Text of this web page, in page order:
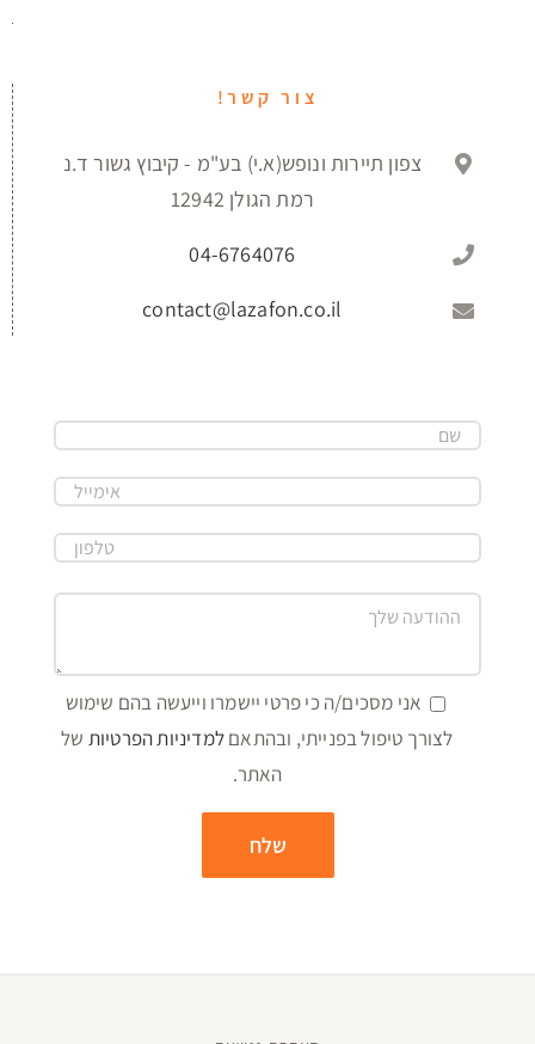
אני מסכים/ה כי פרטי יישמרו וייעשה בהם שימוש
האתר.
הצהרת נגישות
כל הזכויות שמורות לחברת "צפון תיירות ונופש" (א.י) ב
צפון תיירות ונופש(א.י) בע"מ - קיבוץ גשור ד.נ רמת הגולן 12942 - טל:
6764076דוא"ל: contact@lazafon.co.il
Yehuda Tiram - AtarimTR DO 4/22